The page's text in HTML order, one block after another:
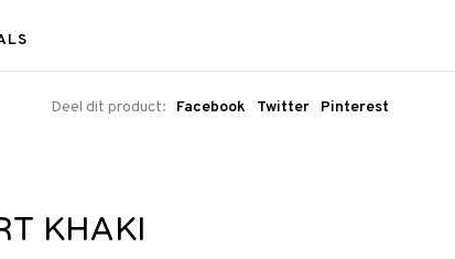
Deel dit product: Facebook Twitter Pinterest
KHAKI